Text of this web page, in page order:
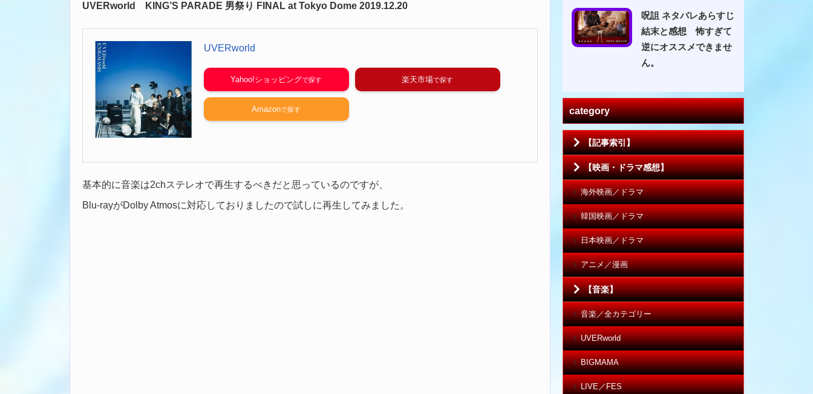
UVERworld KING’S PARADE 男祭り FINAL at Tokyo Dome 2019.12.20
UVERworld
Yahoo!ショッピング 楽天市場
Amazon
基本的に音楽は2chステレオで再生するべきだと思っているのですが、
Blu-rayがDolby Atmosに対応しておりましたので試しに再生してみました。
呪詛 ネタバレあらすじ
結末と感想 怖すぎて
逆にオススメできませ
ん。
category
【記事索引】
【映画・ドラマ感想】
海外映画／ドラマ
韓国映画／ドラマ
日本映画／ドラマ
アニメ／漫画
【音楽】
音楽／全カテゴリー
UVERworld
BIGMAMA
LIVE／FES